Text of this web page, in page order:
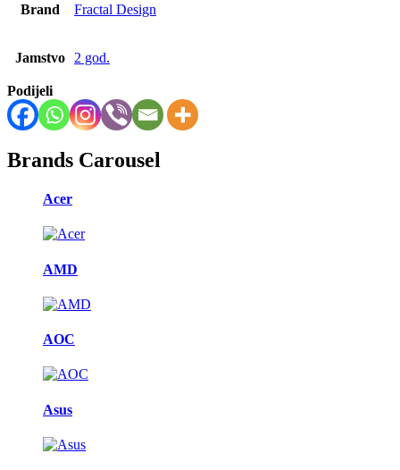
Brand Fractal Design
Jamstvo 2 god.
Podijeli
Brands Carousel
Acer
AMD
AOC
Asus